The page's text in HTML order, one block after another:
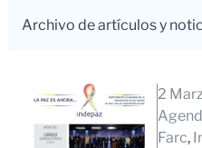
Archivo de artículos y
2
Farc,